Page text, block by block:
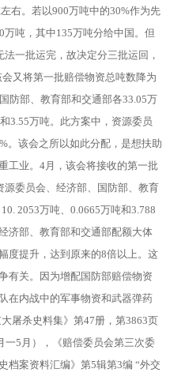
右。若以900万吨中的30%作为先
吨，其中135万吨分给中国。但
一批运完，故决定分三批运回，
又将第一批赔偿物资总吨数降为
防部、教育部和交通部各33.05万
3.55万吨。此方案中，资源委员
。该会之所以如此分配，是想扶助
工业。4月，该会将接收的第一批
源委员会、经济部、国防部、教育
2053万吨、0.0665万吨和3.788
济部、教育部和交通部配额大体
度提升，达到原来的8倍以上。这
有关。因为增配国防部赔偿物资
在内战中的军事物资和武器弹药
屠杀史料集》第47册，第3863页
一5月），《赔偿委员会第三次委
档案资料汇编》第5辑第3编 “外交